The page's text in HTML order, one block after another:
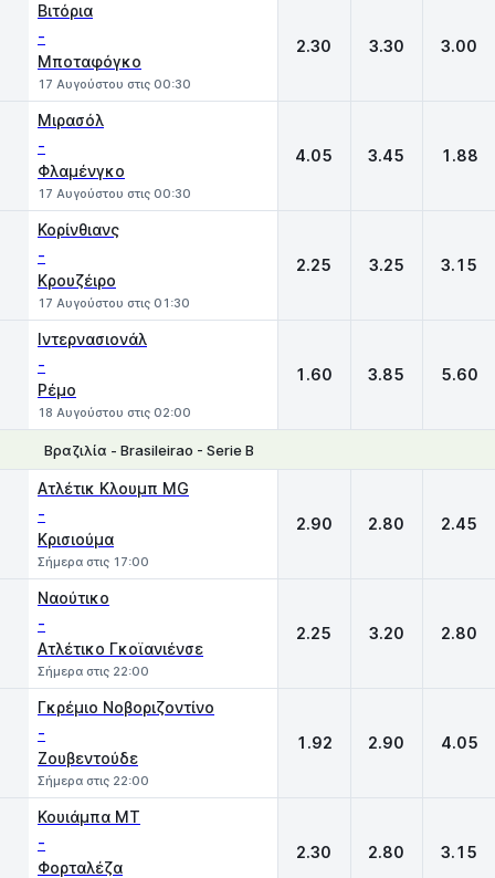
Βιτόρια
-
Μποταφόγκο
17 Αυγούστου στις 00:30
2.30 3.30 3.00
Μιρασόλ
-
Φλαμένγκο
17 Αυγούστου στις 00:30
4.05 3.45 1.88
Κορίνθιανς
-
Κρουζέιρο
17 Αυγούστου στις 01:30
2.25 3.25 3.15
Ιντερνασιονάλ
-
Ρέμο
18 Αυγούστου στις 02:00
1.60 3.85 5.60
Βραζιλία - Brasileirao - Serie Β
Ατλέτικ Κλουμπ MG
-
Κρισιούμα
Σήμερα στις 17:00
2.90 2.80 2.45
Ναούτικο
-
Ατλέτικο Γκοϊανιένσε
Σήμερα στις 22:00
2.25 3.20 2.80
Γκρέμιο Νοβοριζοντίνο
-
Ζουβεντούδε
Σήμερα στις 22:00
1.92 2.90 4.05
Κουιάμπα MT
-
Φορταλέζα
2.30 2.80 3.15